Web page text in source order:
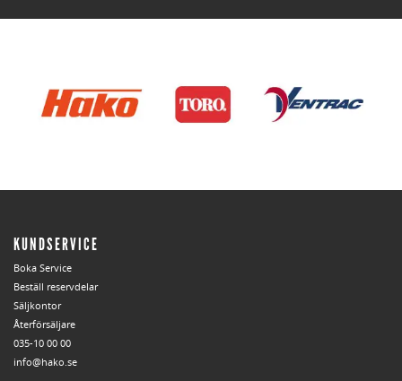
KUNDSERVICE
Boka Service
Beställ reservdelar
Säljkontor
Återförsäljare
035-10 00 00
info@hako.se